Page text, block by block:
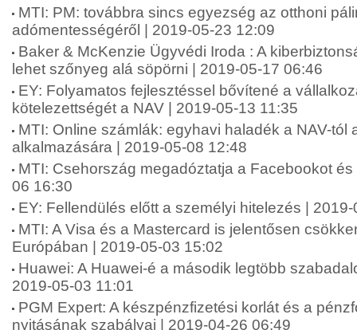
MTI: PM: továbbra sincs egyezség az otthoni
adómentességéről | 2019-05-23 12:09
Baker & McKenzie Ügyvédi Iroda : A
lehet szőnyeg alá söpörni | 2019-05-17 06:46
EY: Folyamatos fejlesztéssel bővítené a
kötelezettségét a NAV | 2019-05-13 11:35
MTI: Online számlák: egyhavi haladék a NAV-tól
alkalmazására | 2019-05-08 12:48
MTI: Csehország megadóztatja a Facebookot
06 16:30
EY: Fellendülés előtt a személyi hitelezés |
MTI: A Visa és a Mastercard is jelentősen
Európában | 2019-05-03 15:02
Huawei: A Huawei-é a második legtöbb
2019-05-03 11:01
PGM Expert: A készpénzfizetési korlát és a
nyitásának szabályai | 2019-04-26 06:49